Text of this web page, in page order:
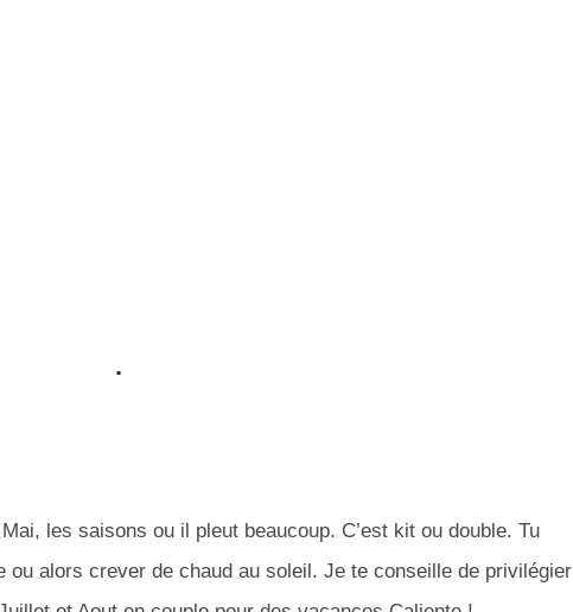
.
les saisons ou il pleut beaucoup. C’est kit ou double. Tu
ou alors crever de chaud au soleil. Je te conseille de privilégier